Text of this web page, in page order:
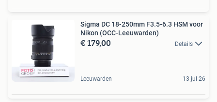
Sigma DC 18-250mm F3.5-6.3 HSM voor
Nikon (OCC-Leeuwarden)
€ 179,00 Details
Leeuwarden 13 jul 26